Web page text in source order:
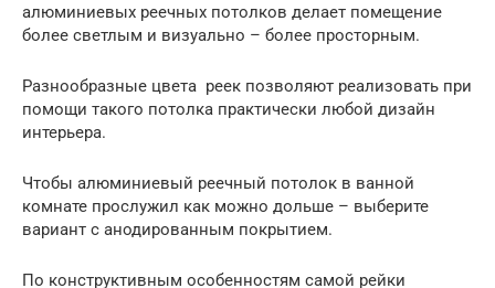
алюминиевых реечных потолков делает помещение
более светлым и визуально – более просторным.
Разнообразные цвета реек позволяют реализовать при
помощи такого потолка практически любой дизайн
интерьера.
Чтобы алюминиевый реечный потолок в ванной
комнате прослужил как можно дольше – выберите
вариант с анодированным покрытием.
По конструктивным особенностям самой рейки